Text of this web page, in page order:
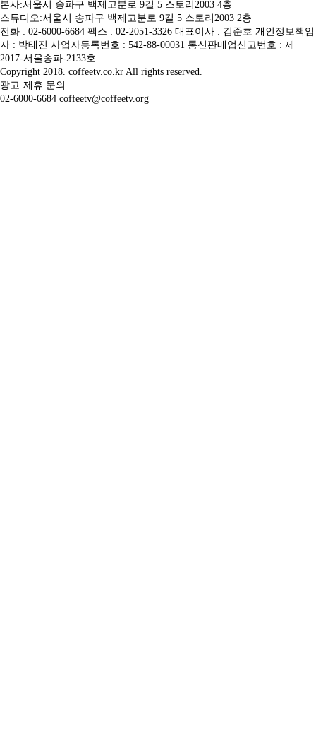
본사:서울시 송파구 백제고분로 9길 5 스토리2003 4층
스튜디오:서울시 송파구 백제고분로 9길 5 스토리2003 2층
전화 : 02-6000-6684 팩스 : 02-2051-3326 대표이사 : 김준호 개인정보책임
자 : 박태진 사업자등록번호 : 542-88-00031 통신판매업신고번호 : 제
2017-서울송파-2133호
Copyright 2018. coffeetv.co.kr All rights reserved.
광고·제휴 문의
02-6000-6684 coffeetv@coffeetv.org